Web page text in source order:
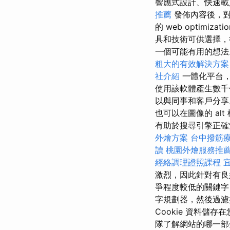
推薦 發佈內容後，
的 web
具和技術可供選擇
一個可能有用的想
粗大的有效解決方
社介紹 一體化平台
使用該軟體產生數
以與同事和客戶分
也可以在圖像的 alt
有助於搜尋引擎正
外燴方案 台中撥筋
讀 桃園外燴服務推
經絡調理證照課程
激烈，因此針對有
爭程度較低的關鍵
字規劃器，然後過
Cookie 資料儲存在
隊了解網站的哪一